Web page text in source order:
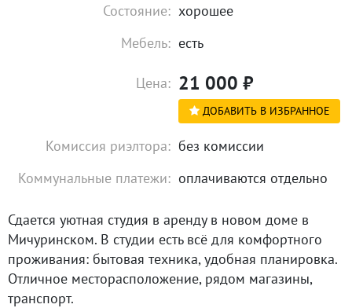
Состояние: хорошее
Мебель: есть
Цена: 21 000 ₽
ДОБАВИТЬ В ИЗБРАННОЕ
Комиссия риэлтора: без комиссии
Коммунальные платежи: оплачиваются отдельно
Сдается уютная студия в аренду в новом доме в
Мичуринском. В студии есть всё для комфортного
проживания: бытовая техника, удобная планировка.
Отличное месторасположение, рядом магазины,
транспорт.